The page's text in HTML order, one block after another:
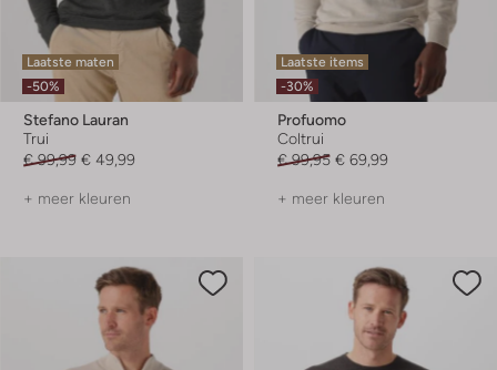
Laatste maten
-50%
Stefano Lauran
Trui
€ 99,99 € 49,99
+ meer kleuren
Laatste items
-30%
Profuomo
Coltrui
€ 99,95 € 69,99
+ meer kleuren